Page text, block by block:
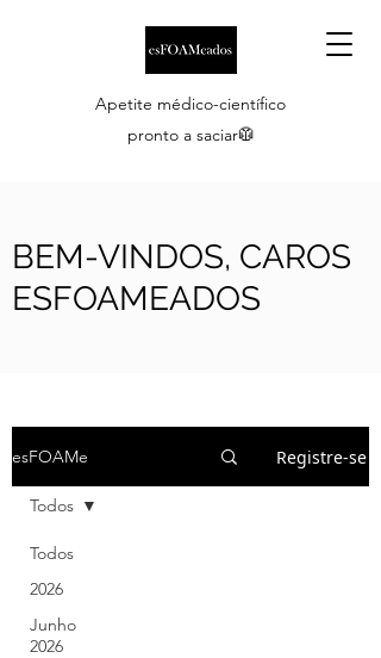
Apetite médico-científico
pronto a saciar🥼
BEM-VINDOS, CAROS
ESFOAMEADOS
esFOAMe Registre-se
Todos
2026
Junho
2026
Todos